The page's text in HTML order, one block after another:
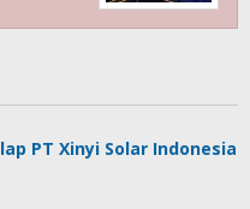
PT Xinyi Solar Indonesia